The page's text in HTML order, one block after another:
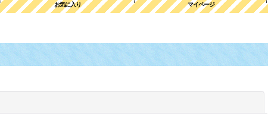
お気に入り マイページ